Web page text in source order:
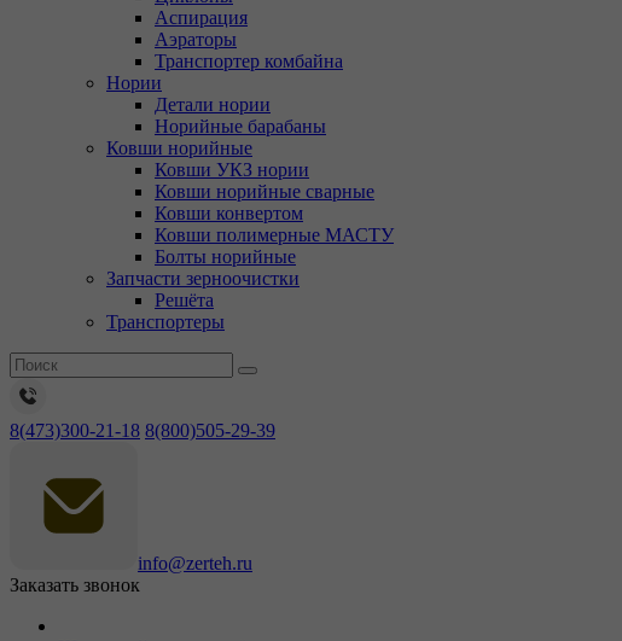
Аспирация
Аэраторы
Транспортер комбайна
Нории
Детали нории
Норийные барабаны
Ковши норийные
Ковши УКЗ нории
Ковши норийные сварные
Ковши конвертом
Ковши полимерные МАСТУ
Болты норийные
Запчасти зерноочистки
Решёта
Транспортеры
8(473)300-21-18 8(800)505-29-39
info@zerteh.ru
Заказать звонок